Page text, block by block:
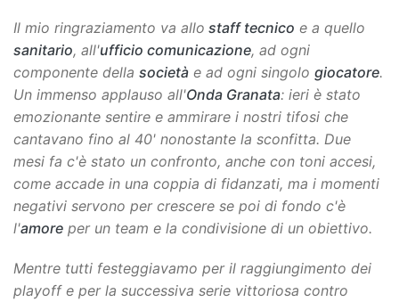
Il mio ringraziamento va allo staff tecnico e a quello
sanitario, all'ufficio comunicazione, ad ogni
componente della società e ad ogni singolo giocatore.
Un immenso applauso all'Onda Granata: ieri è stato
emozionante sentire e ammirare i nostri tifosi che
cantavano fino al 40' nonostante la sconfitta. Due
mesi fa c'è stato un confronto, anche con toni accesi,
come accade in una coppia di fidanzati, ma i momenti
negativi servono per crescere se poi di fondo c'è
l'amore per un team e la condivisione di un obiettivo.
Mentre tutti festeggiavamo per il raggiungimento dei
playoff e per la successiva serie vittoriosa contro